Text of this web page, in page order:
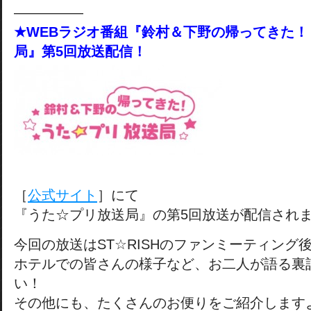
―――――
★WEBラジオ番組『鈴村＆下野の帰ってきた
局』第5回放送配信！
［公式サイト ］にて
『うた☆プリ放送局』の第5回放送が配信され
今回の放送はST☆RISHのファンミーティング
ホテルでの皆さんの様子など、お二人が語る
い！
その他にも、たくさんのお便りをご紹介します